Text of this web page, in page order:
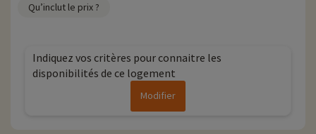
Qu’inclut le prix ?
Indiquez vos critères pour connaitre les
disponibilités de ce logement
Modifier